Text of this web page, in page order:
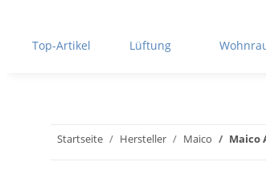
Top-Artikel Lüftung
Startseite Hersteller Maico Maico